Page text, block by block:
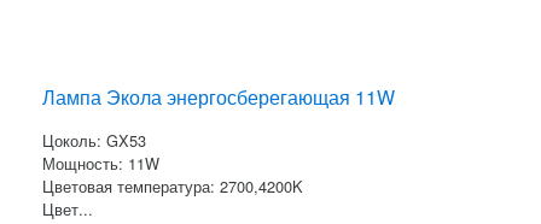
Лампа Экола энергосберегающая 11W
Цоколь: GX53
Мощность: 11W
Цветовая температура: 2700,4200K
Цвет...